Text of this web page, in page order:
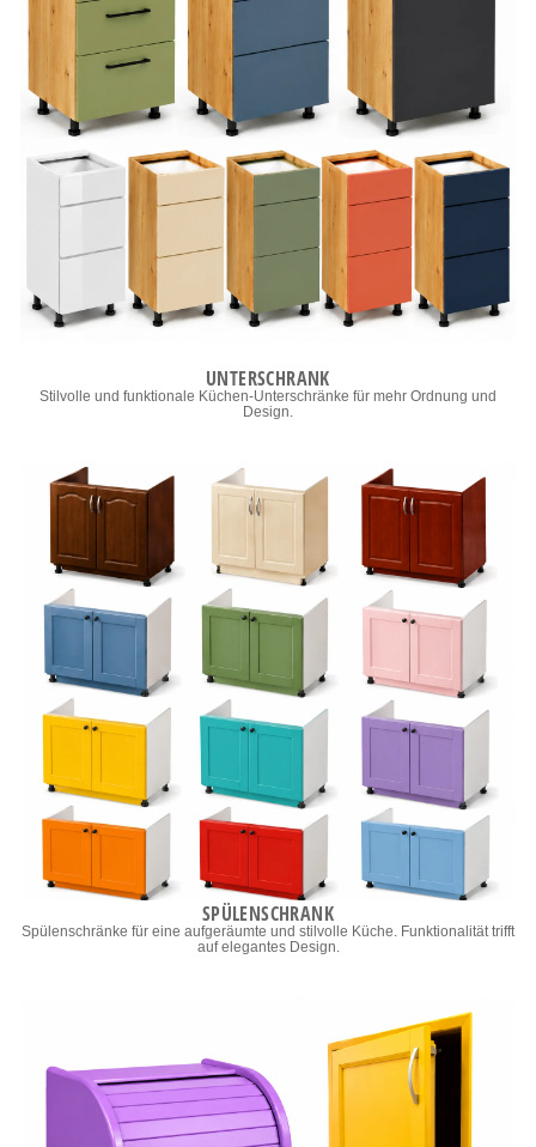
UNTERSCHRANK
Stilvolle und funktionale Küchen-Unterschränke für mehr Ordnung und
Design.
SPÜLENSCHRANK
Spülenschränke für eine aufgeräumte und stilvolle Küche. Funktionalität trifft
auf elegantes Design.